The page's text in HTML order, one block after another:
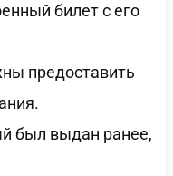
билет с его
предоставить
был выдан ранее,